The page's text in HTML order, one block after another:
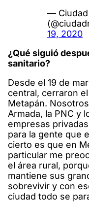
— Ciudad
19, 2020
¿Qué siguió
sanitario?
Desde el 19 de
central, cerraron
Metapán.
Armada, la PNC y
empresas
para la gente que
cierto es que en
particular me
el área rural,
mantiene sus
sobrevivir y con
ciudad todo se